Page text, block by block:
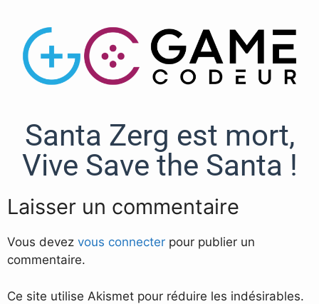
Santa Zerg est mort,
Vive Save the Santa !
Laisser un commentaire
Vous devez vous connecter pour publier un
commentaire.
Ce site utilise Akismet pour réduire les indésirables.